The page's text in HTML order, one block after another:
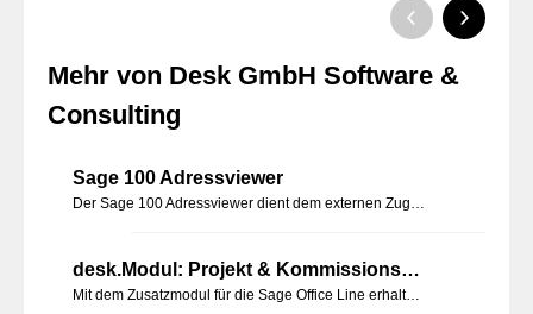
Mehr von Desk GmbH Software &
Consulting
Sage 100 Adressviewer
Der Sage 100 Adressviewer dient dem externen Zugriff und der zentralen Darstellung aller Informationen zu einer Adresse (Kunde, Lieferant, Interessent),
desk.Modul: Projekt & Kommissionsverwaltung
Mit dem Zusatzmodul für die Sage Office Line erhalten Sie Informationen zu einen erfassten Projekt. Außerdem können die Informationen erfasst und verwaltet werden.